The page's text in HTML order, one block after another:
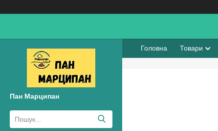
Пан Марципан
Головна Товари